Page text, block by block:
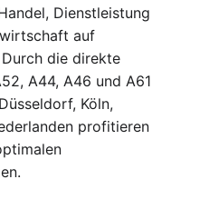
Dienstleistung
auf
die direkte
A44, A46 und A61
Köln,
profitieren